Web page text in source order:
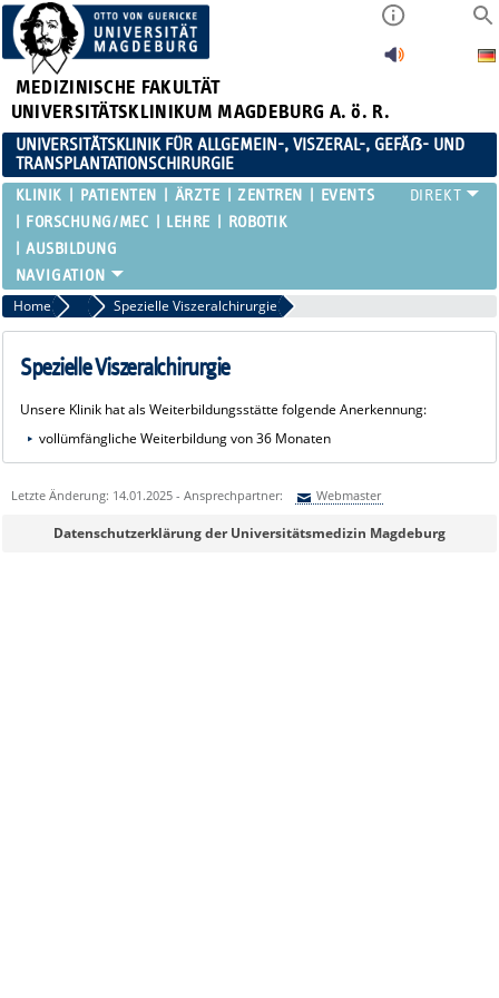
MEDIZINISCHE FAKULTÄT
UNIVERSITÄTSKLINIKUM MAGDEBURG A. ö. R.
UNIVERSITÄTSKLINIK FÜR ALLGEMEIN-, VISZERAL-, GEFÄẞ- UND
TRANSPLANTATIONSCHIRURGIE
KLINIK PATIENTEN ÄRZTE ZENTREN
EVENTS
FORSCHUNG/MEC
LEHRE
ROBOTIK
AUSBILDUNG
Home Ausbildung
Spezielle Viszeralchirurgie
Spezielle Viszeralchirurgie
Unsere Klinik hat als Weiterbildungsstätte folgende Anerkennung:
vollümfängliche Weiterbildung von 36 Monaten
Letzte Änderung: 14.01.2025 - Ansprechpartner: Webmaster
Sie können eine Nachricht versenden an:Webmaster
Datenschutzerklärung der Universitätsmedizin Magdeburg